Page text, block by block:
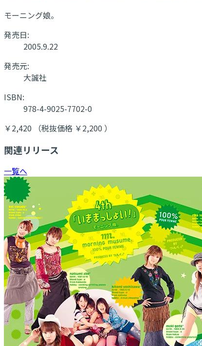
モーニング娘。
発売日:
2005.9.22
発売元:
大誠社
ISBN:
978-4-9025-7702-0
￥2,420 （税抜価格 ￥2,200 ）
関連リリース
一覧へ